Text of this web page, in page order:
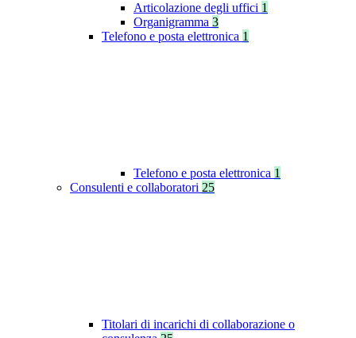
Articolazione degli uffici 1
Organigramma 3
Telefono e posta elettronica 1
Telefono e posta elettronica 1
Consulenti e collaboratori 25
Titolari di incarichi di collaborazione o